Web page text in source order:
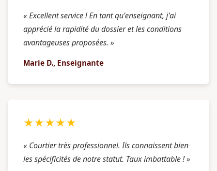
« Excellent service ! En tant qu'enseignant, j'ai
apprécié la rapidité du dossier et les conditions
avantageuses proposées. »
Marie D., Enseignante
★★★★★
« Courtier très professionnel. Ils connaissent bien
les spécificités de notre statut. Taux imbattable ! »